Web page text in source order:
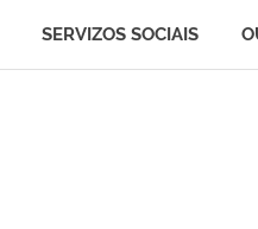
SERVIZOS SOCIAIS